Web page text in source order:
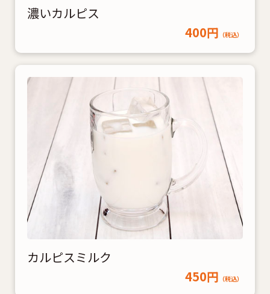
濃いカルピス
400円 （税込）
カルピスミルク
450円 （税込）